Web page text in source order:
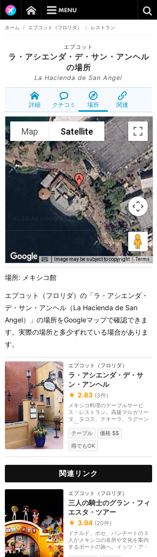
ホーム / エプコット（フロリダ） / レストラン
エプコット
ラ・アシエンダ・デ・サン・アンヘル
の場所
La Hacienda de San Angel
詳細 クチコミ 場所 関連
Map Satellite
Image may be subject to copyright Terms
場所: メキシコ館
エプコット（フロリダ）の「ラ・アシエンダ・
デ・サン・アンヘル（La Hacienda de San
Angel）」の場所をGoogleマップで確認できま
す。実際の場所と多少ずれている場合がありま
す。
エプコット（フロリダ）
ラ・アシエンダ・デ・サ
ン・アンヘル
★ 2.83 (3件)
メキシコ料理のテーブルサービ
ス・レストラン。高級マルガリー
タ、タコス、テキーラ。ラグーン
に面したレストラン...
テーブル
価格 $$
雨でもOK
関連リンク
エプコット（フロリダ）
三人の騎士のグラン・フィ
エスタ・ツアー
★ 3.94 (20件)
ドナルド、ホセ、パンチートの３
人がメキシコの名所や文化を案内
するボートの旅へ。イッツ・ア・